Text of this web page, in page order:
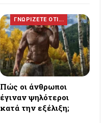
ΓΝΩΡΙΖΕΤΕ ΟΤΙ...
Πώς οι άνθρωποι
έγιναν ψηλότεροι
κατά την εξέλιξη;